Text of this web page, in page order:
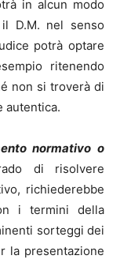
in alcun modo
D.M. nel senso
potrà optare
ritenendo
non si troverà di
autentica.
normativo o
di risolvere
richiederebbe
i termini della
sorteggi dei
la presentazione